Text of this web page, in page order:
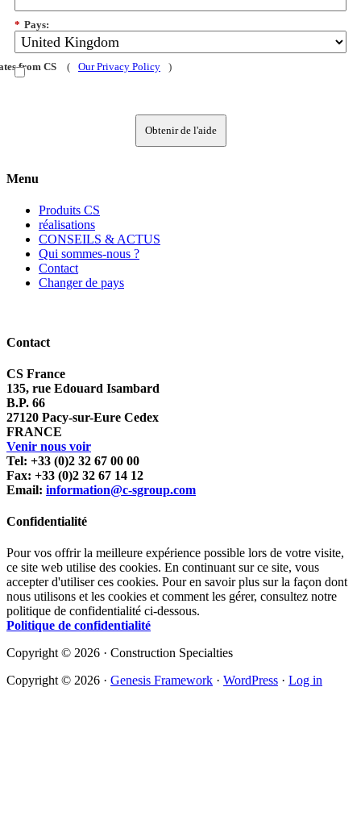
* Pays:
from CS ( Our Privacy Policy )
Obtenir de l'aide
Menu
Produits CS
réalisations
CONSEILS & ACTUS
Qui sommes-nous ?
Contact
Changer de pays
Contact
CS France
135, rue Edouard Isambard
B.P. 66
27120 Pacy-sur-Eure Cedex
FRANCE
Venir nous voir
Tel: +33 (0)2 32 67 00 00
Fax: +33 (0)2 32 67 14 12
Email: information@c-sgroup.com
Confidentialité
Pour vos offrir la meilleure expérience possible lors de votre visite,
ce site web utilise des cookies. En continuant sur ce site, vous
accepter d'utiliser ces cookies. Pour en savoir plus sur la façon dont
nous utilisons et les cookies et comment les gérer, consultez notre
politique de confidentialité ci-dessous.
Politique de confidentialité
Copyright © 2026 · Construction Specialties
Copyright © 2026 · Genesis Framework · WordPress · Log in